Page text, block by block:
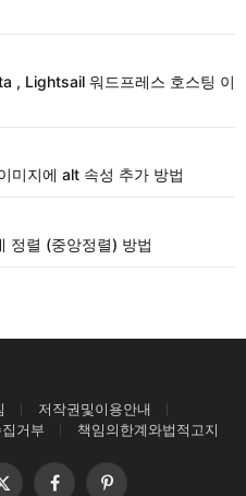
, Lightsail 워드프레스 호스팅 이
미지에 alt 속성 추가 방법
정렬 (중앙정렬) 방법
저작권및이용안내
거부 책임의한계와법적고지